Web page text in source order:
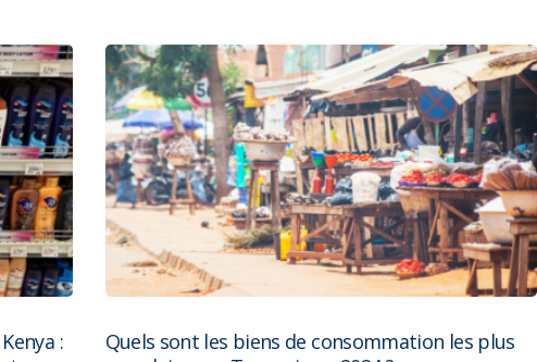
:
Quels sont les biens de consommation les plus